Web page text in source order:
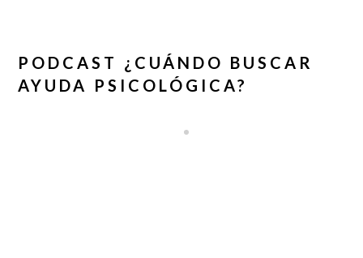
PODCAST ¿CUÁNDO BUSCAR
AYUDA PSICOLÓGICA?